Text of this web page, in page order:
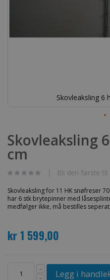
Skovleaksling 6
til
begynnelsen
av
bildegalleri
Skovleaksling
cm
Bli den første
Skovleaksling for 11 HK snøfreser
har 6 stk brytepinner med
medfølger ikke, må bestilles seperat.
kr 1 599,00
Legg i